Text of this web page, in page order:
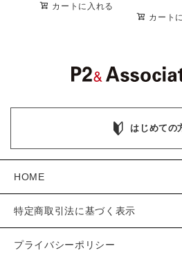
カートに入れる
カート
はじめての
HOME
特定商取引法に基づく表示
プライバシーポリシー